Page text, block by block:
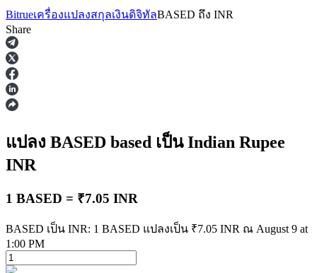
ฟิวเจอร์ส
ฟิวเจอร์ส USDT
Bitrueเครื่องแปลงสกุลเงินดิจิทัลBASED ถึง INR
Share
แปลง BASED based เป็น Indian Rupee
INR
1 BASED = ₹7.05 INR
BASED เป็น INR: 1 BASED แปลงเป็น ₹7.05 INR ณ August 9 at
1:00 PM